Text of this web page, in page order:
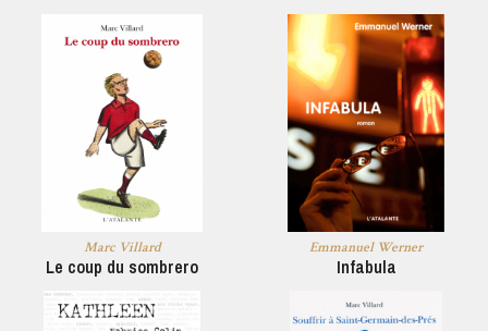
Marc Villard
Le coup du sombrero
Emmanuel Werner
Infabula